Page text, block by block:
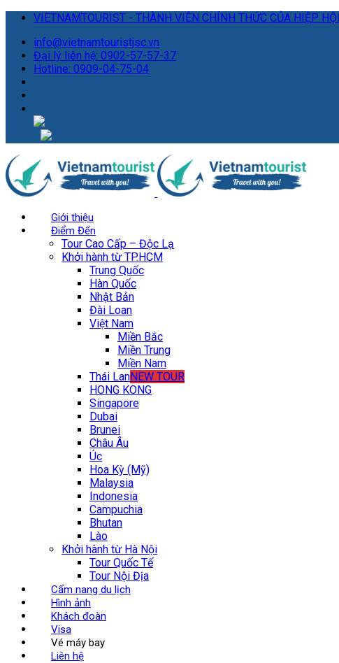
VIETNAMTOURIST - THÀNH VIÊN CHÍNH THỨC CỦA HIỆP
info@vietnamtouristjsc.vn
Đại lý liên hệ: 0902-57-57-37
Hotline: 0909-04-75-04
Giới thiệu
Điểm Đến
Tour Cao Cấp – Độc Lạ
Khởi hành từ TP.HCM
Trung Quốc
Hàn Quốc
Nhật Bản
Đài Loan
Việt Nam
Miền Bắc
Miền Trung
Miền Nam
Thái LanNEW TOUR
HONG KONG
Singapore
Dubai
Brunei
Châu Âu
Úc
Hoa Kỳ (Mỹ)
Malaysia
Indonesia
Campuchia
Bhutan
Lào
Khởi hành từ Hà Nội
Tour Quốc Tế
Tour Nội Địa
Cẩm nang du lịch
Hình ảnh
Khách đoàn
Visa
Vé máy bay
Liên hệ